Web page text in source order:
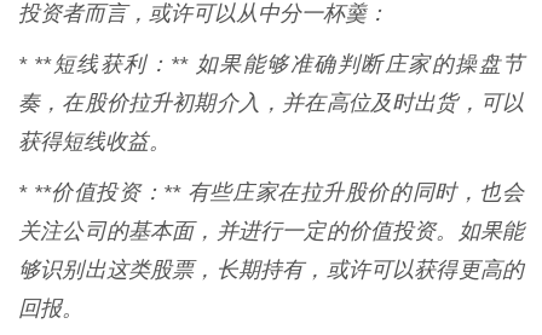
投资者而言，或许可以从中分一杯羹：
* **短线获利：** 如果能够准确判断庄家的操盘节
奏，在股价拉升初期介入，并在高位及时出货，可以
获得短线收益。
* **价值投资：** 有些庄家在拉升股价的同时，也会
关注公司的基本面，并进行一定的价值投资。如果能
够识别出这类股票，长期持有，或许可以获得更高的
回报。